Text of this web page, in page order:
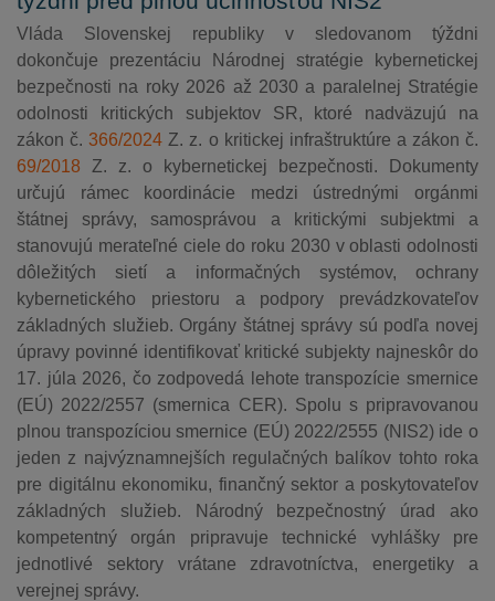
Vláda Slovenskej republiky v sledovanom týždni
dokončuje prezentáciu Národnej stratégie kybernetickej
bezpečnosti na roky 2026 až 2030 a paralelnej Stratégie
odolnosti kritických subjektov SR, ktoré nadväzujú na
zákon č.366/2024 Z. z. o kritickej infraštruktúre a zákon č.
69/2018 Z. z. o kybernetickej bezpečnosti. Dokumenty
určujú rámec koordinácie medzi ústrednými orgánmi
štátnej správy, samosprávou a kritickými subjektmi a
stanovujú merateľné ciele do roku 2030 v oblasti odolnosti
dôležitých sietí a informačných systémov, ochrany
kybernetického priestoru a podpory prevádzkovateľov
základných služieb. Orgány štátnej správy sú podľa novej
úpravy povinné identifikovať kritické subjekty najneskôr do
17. júla 2026, čo zodpovedá lehote transpozície smernice
(EÚ) 2022/2557 (smernica CER). Spolu s pripravovanou
plnou transpozíciou smernice (EÚ) 2022/2555 (NIS2) ide o
jeden z najvýznamnejších regulačných balíkov tohto roka
pre digitálnu ekonomiku, finančný sektor a poskytovateľov
základných služieb. Národný bezpečnostný úrad ako
kompetentný orgán pripravuje technické vyhlášky pre
jednotlivé sektory vrátane zdravotníctva, energetiky a
verejnej správy.